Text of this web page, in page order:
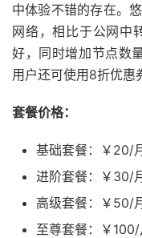
中体验不错的存在。
网络，相比于公网中
好，同时增加节点数
用户还可使用8折优惠
套餐价格：
基础套餐：￥20/
进阶套餐：￥30/
高级套餐：￥50/
至尊套餐：￥100/